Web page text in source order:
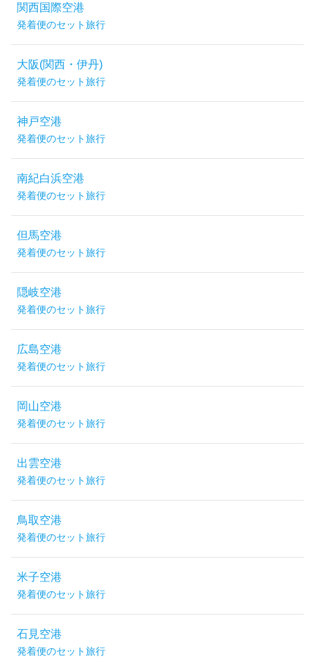
関西国際空港
発着便のセット旅行
大阪(関西・伊丹)
発着便のセット旅行
神戸空港
発着便のセット旅行
南紀白浜空港
発着便のセット旅行
但馬空港
発着便のセット旅行
隠岐空港
発着便のセット旅行
広島空港
発着便のセット旅行
岡山空港
発着便のセット旅行
出雲空港
発着便のセット旅行
鳥取空港
発着便のセット旅行
米子空港
発着便のセット旅行
石見空港
発着便のセット旅行